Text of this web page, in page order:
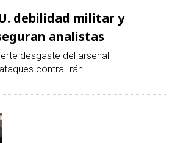
debilidad militar y
analistas
desgaste del arsenal
contra Irán.